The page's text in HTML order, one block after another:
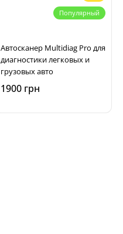
Популярный
Автосканер Multidiag Pro для
диагностики легковых и
грузовых авто
1900 грн